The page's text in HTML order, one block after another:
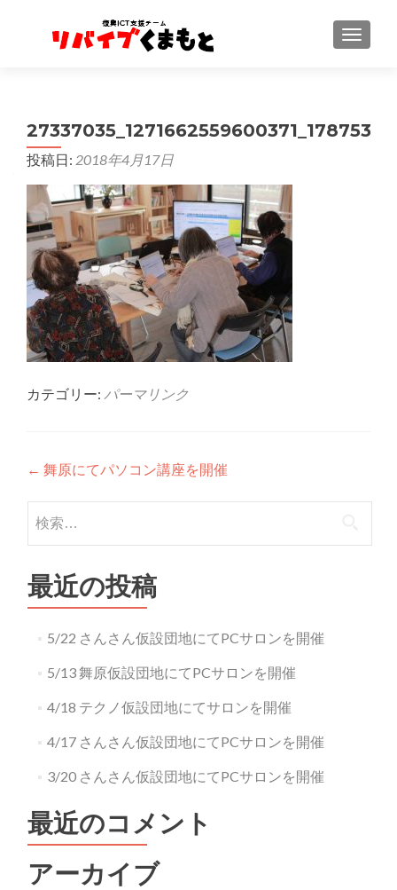
ナビゲ
投稿日: 2018年4月17日
カテゴリー: パーマリンク
投稿ナビゲーション
← 舞原にてパソコン講座を開催
検索:
最近の投稿
5/22 さんさん仮設団地にてPCサロンを開催
5/13 舞原仮設団地にてPCサロンを開催
4/18 テクノ仮設団地にてサロンを開催
4/17 さんさん仮設団地にてPCサロンを開催
3/20 さんさん仮設団地にてPCサロンを開催
最近のコメント
アーカイブ